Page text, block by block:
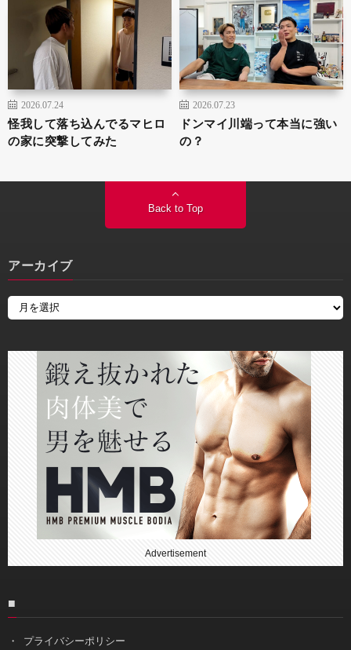
2026.07.24
怪我して落ち込んでるマヒロ
の家に突撃してみた
2026.07.23
ドンマイ川端って本当に強い
の？
Back to Top
アーカイブ
Advertisement
■
プライバシーポリシー